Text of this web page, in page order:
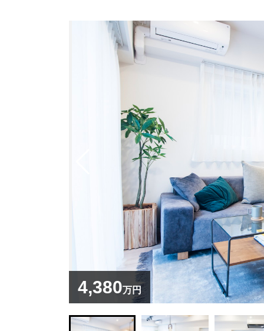
4,380万円